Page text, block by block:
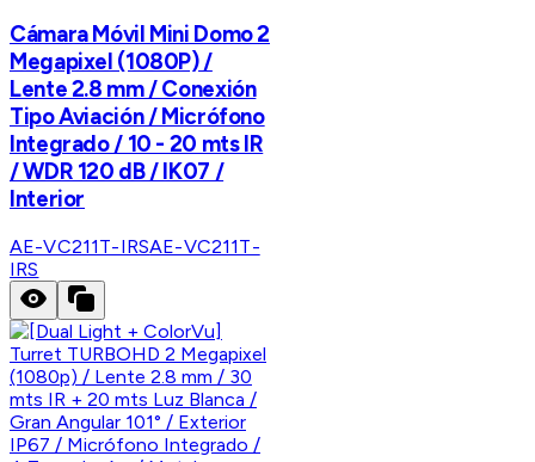
Cámara Móvil Mini Domo 2
Megapixel (1080P) /
Lente 2.8 mm / Conexión
Tipo Aviación / Micrófono
Integrado / 10 - 20 mts IR
/ WDR 120 dB / IK07 /
Interior
AE-VC211T-IRSAE-VC211T-
IRS